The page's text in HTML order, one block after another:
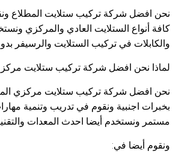
نحن افضل شركة تركيب ستلايت المطلاع
كافة أنواع الستلايت العادي والمركزي
والكابلات في تركيب الستلايت والرسيفر
لماذا نحن افضل شركة تركيب ستلايت
نحن افضل شركة تركيب ستلايت مركزي
بخبرات اجنبية ونقوم في تدريب وتنمية
مستمر ونستخدم أيضا احدث المعدات
ونقوم أيضا في: